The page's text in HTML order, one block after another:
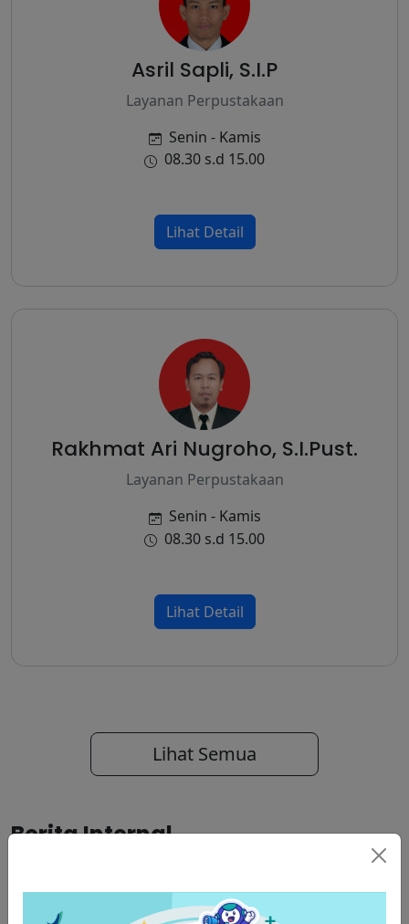
Asril Sapli, S.I.P
Layanan Perpustakaan
Senin - Kamis
08.30 s.d 15.00
Lihat Detail
Rakhmat Ari Nugroho, S.I.Pust.
Layanan Perpustakaan
Senin - Kamis
08.30 s.d 15.00
Lihat Detail
Lihat Semua
Berita Internal